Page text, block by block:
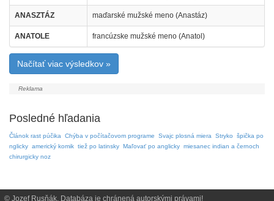
ANASZTÁZ maďarské mužské meno (Anastáz)
ANATOLE francúzske mužské meno (Anatol)
Načítať viac výsledkov »
Posledné hľadania
Článok rast púčika Chýba v počítačovom programe Svajc plosná miera Stryko
špička po
nglicky americký komik tiež po latinsky Maľovať po anglicky miesanec indian a černoch
chirurgicky noz
© Jozef Rusňák. Databáza je chránená autorskými právami!